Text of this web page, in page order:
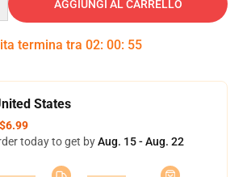
AGGIUNGI AL CARRELLO
termina tra 02: 00: 54
States
$6.99
today to get byAug. 15 - Aug. 22